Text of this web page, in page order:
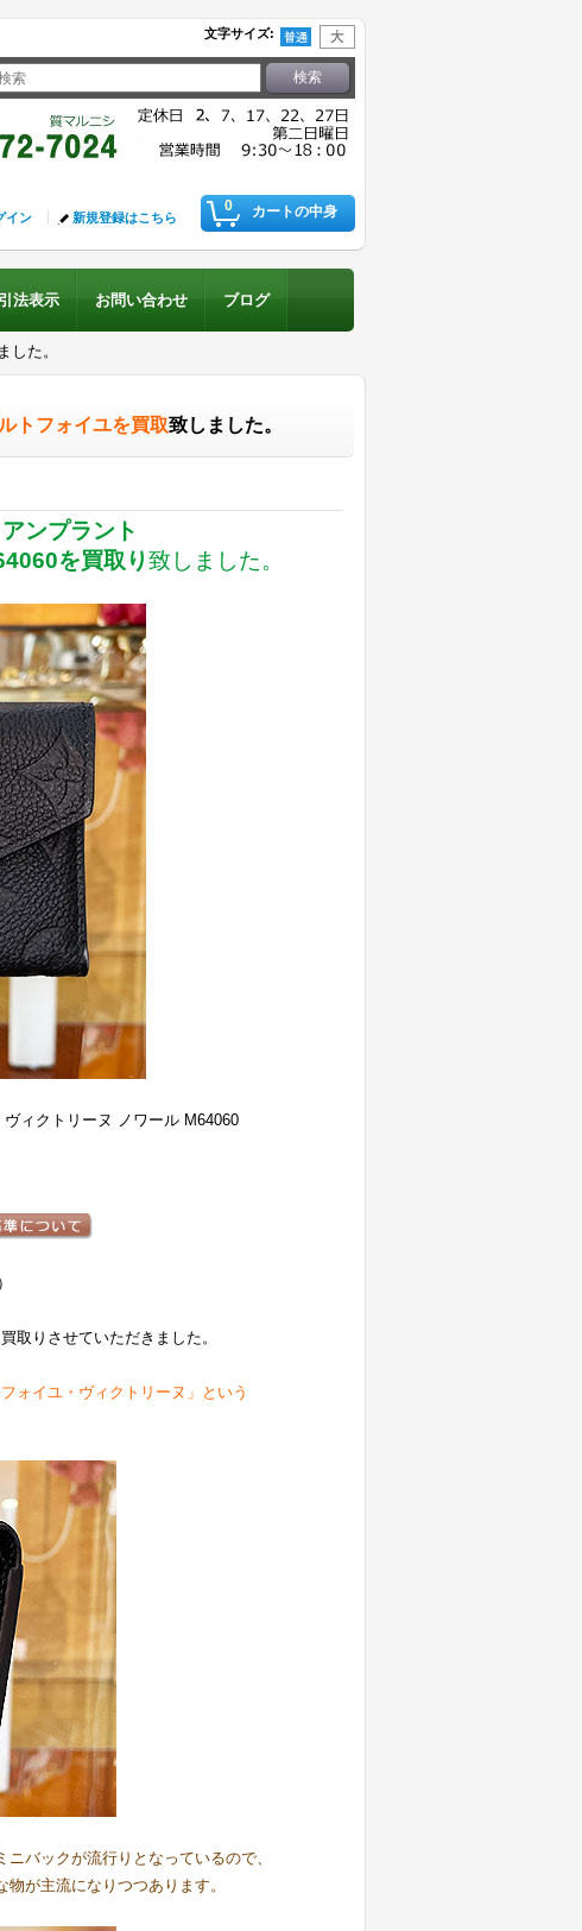
文字サイズ:
0 カートの中身
イン 新規登録はこちら
法表示 お問い合わせ ブログ
した。
トフォイユを買取致しました。
ンプラント
を買取り致しました。
ィクトリーヌ ノワール M64060
取りさせていただきました。
ォイユ・ヴィクトリーヌ」という
バックが流行りとなっているので、
が主流になりつつあります。